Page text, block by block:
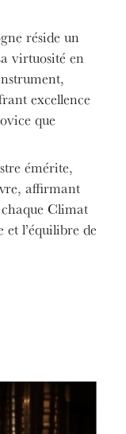
réside un
virtuosité en
excellence
que
émérite,
affirmant
Climat
et l’équilibre de